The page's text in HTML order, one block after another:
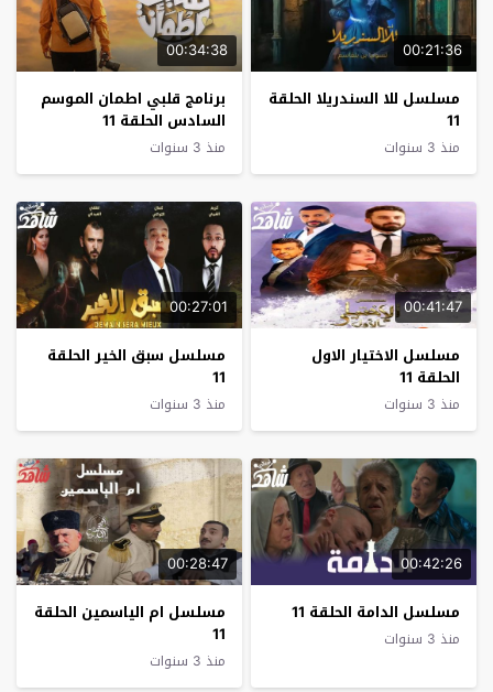
00:21:36
مسلسل للا السندريلا الحلقة
11
منذ 3 سنوات
00:34:38
برنامج قلبي اطمان الموسم
السادس الحلقة 11
منذ 3 سنوات
00:41:47
مسلسل الاختيار الاول
الحلقة 11
منذ 3 سنوات
00:27:01
مسلسل سبق الخير الحلقة
11
منذ 3 سنوات
00:42:26
مسلسل الدامة الحلقة 11
منذ 3 سنوات
00:28:47
مسلسل ام الياسمين الحلقة
11
منذ 3 سنوات